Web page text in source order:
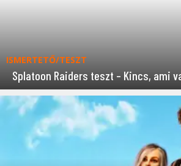
ISMERTETŐ/TESZT
Splatoon Raiders teszt – Kincs, ami